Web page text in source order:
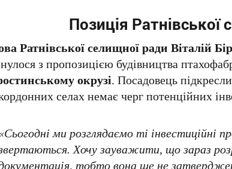
Позиція Ратнівської
Ратнівської селищної ради Віталій
з пропозицією будівництва
окрузі. Посадовець
селах немає черг потенційних
ми розглядаємо ті інвестиційні
Хочу зауважити, що зараз
тобто вона ще не